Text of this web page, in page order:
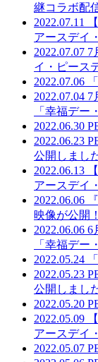
継コラボ配
2022.07.11
アースデイ
2022.07.07 7
イ・ピース
2022.07.06
2022.07.04 7
「幸福デー
2022.06.30
2022.06.23
公開しまし
2022.06.13
アースデイ
2022.06.06
映像が公開！
2022.06.06 6
「幸福デー
2022.05.24
2022.05.23
公開しまし
2022.05.20
2022.05.09
アースデイ
2022.05.07